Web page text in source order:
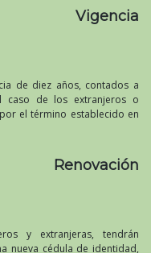
Vigencia
de diez años, contados a
caso de los extranjeros o
el término establecido en
Renovación
y extranjeras, tendrán
nueva cédula de identidad,